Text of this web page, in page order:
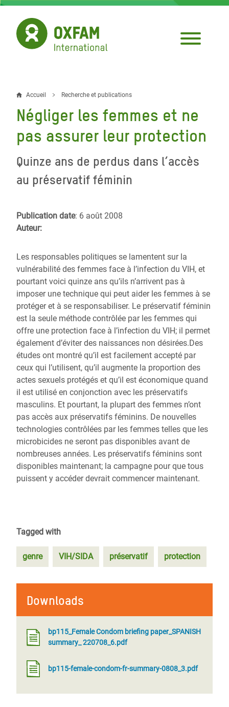
Aller
contenu
principal
Fil
d'Ariane
Accueil Recherche et publications
Négliger les femmes et ne
pas assurer leur protection
Quinze ans de perdus dans l’accès
au préservatif féminin
Publication date: 6 août 2008
Auteur:
Les responsables politiques se lamentent sur la
vulnérabilité des femmes face à l’infection du VIH, et
pourtant voici quinze ans qu’ils n’arrivent pas à
imposer une technique qui peut aider les femmes à se
protéger et à se responsabiliser. Le préservatif féminin
est la seule méthode contrôlée par les femmes qui
offre une protection face à l’infection du VIH; il permet
également d’éviter des naissances non désirées.Des
études ont montré qu’il est facilement accepté par
ceux qui l’utilisent, qu’il augmente la proportion des
actes sexuels protégés et qu’il est économique quand
il est utilisé en conjonction avec les préservatifs
masculins. Et pourtant, la plupart des femmes n’ont
pas accès aux préservatifs féminins. De nouvelles
technologies contrôlées par les femmes telles que les
microbicides ne seront pas disponibles avant de
nombreuses années. Les préservatifs féminins sont
disponibles maintenant; la campagne pour que tous
puissent y accéder devrait commencer maintenant.
Tagged with
genre VIH/SIDA préservatif protection
Downloads
bp115_Female Condom briefing paper_SPANISH
summary_ 220708_6.pdf
bp115-female-condom-fr-summary-0808_3.pdf